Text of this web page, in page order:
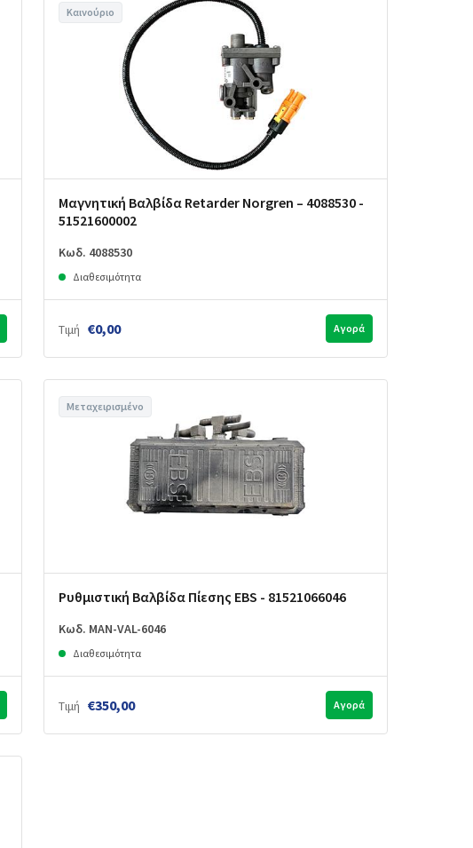
Καινούριο
Μαγνητική Βαλβίδα Retarder Norgren – 4088530 -
51521600002
Κωδ. 4088530
Διαθεσιμότητα
Τιμή €0,00 Αγορά
Μεταχειρισμένο
Ρυθμιστική Βαλβίδα Πίεσης EBS - 81521066046
Κωδ. MAN-VAL-6046
Διαθεσιμότητα
Τιμή €350,00 Αγορά